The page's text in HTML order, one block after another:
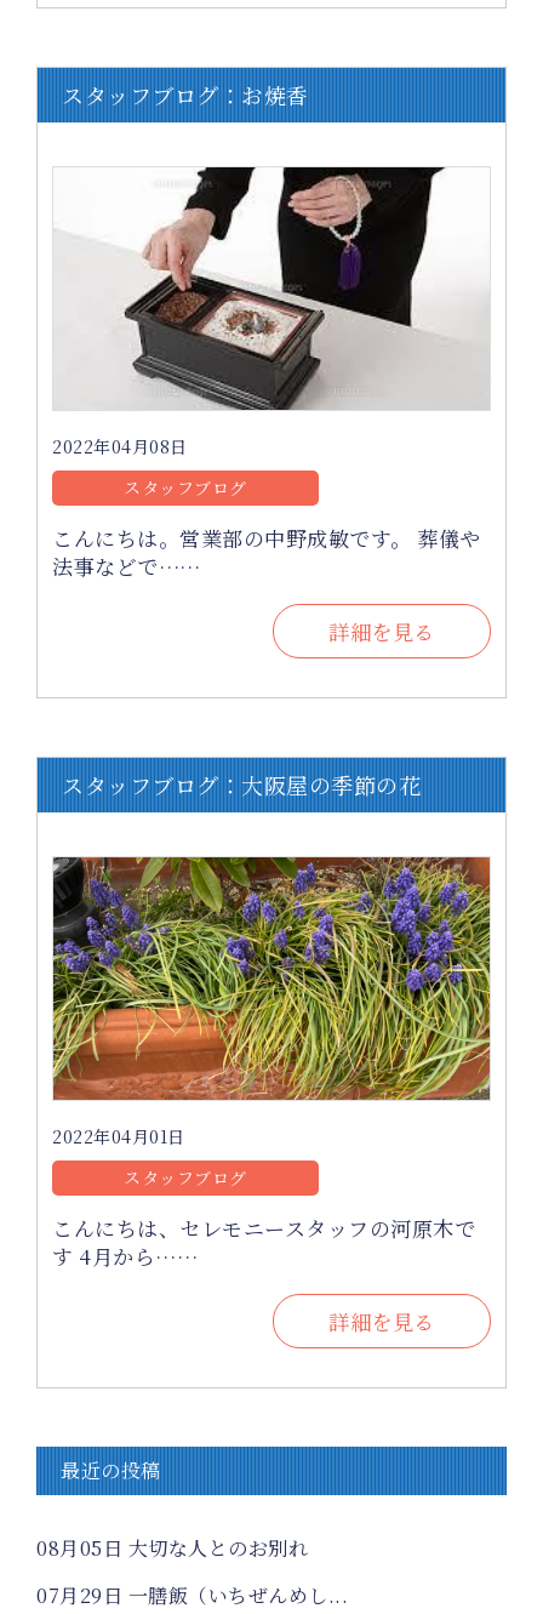
スタッフブログ：お焼香
2022年04月08日
スタッフブログ
こんにちは。営業部の中野成敏です。 葬儀や
法事などで……
詳細を見る
スタッフブログ：大阪屋の季節の花
2022年04月01日
スタッフブログ
こんにちは、セレモニースタッフの河原木で
す 4月から……
詳細を見る
最近の投稿
08月05日 大切な人とのお別れ
07月29日 一膳飯（いちぜんめし...